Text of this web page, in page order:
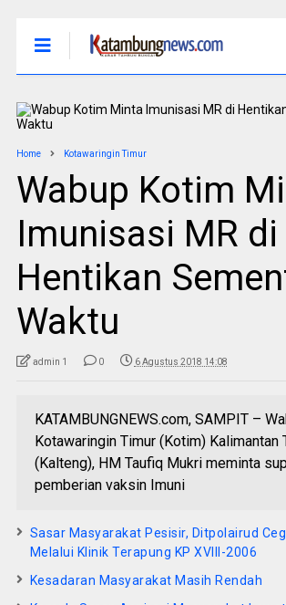
Home Kotawaringin Timur
Wabup Kotim
Imunisasi MR di
Hentikan
Waktu
admin 1 0 6 Agustus 2018 14:08
KATAMBUNGNEWS.com, SAMPIT –
Kotawaringin Timur (Kotim) Kalimantan
(Kalteng), HM Taufiq Mukri meminta
pemberian vaksin Imuni
Sasar Masyarakat Pesisir, Ditpolairud
Melalui Klinik Terapung KP XVIII-2006
Kesadaran Masyarakat Masih Rendah